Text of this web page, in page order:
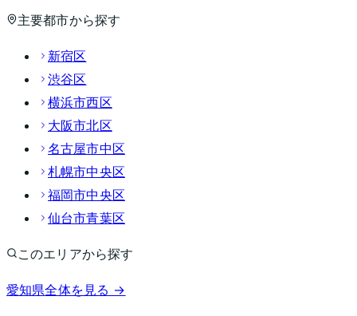
主要都市から探す
新宿区
渋谷区
横浜市西区
大阪市北区
名古屋市中区
札幌市中央区
福岡市中央区
仙台市青葉区
このエリアから探す
愛知県全体を見る →